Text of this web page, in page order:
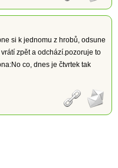
si k jednomu z hrobů, odsune
zpět a odchází.pozoruje to
co, dnes je čtvrtek tak